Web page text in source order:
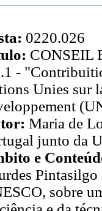
0220.026
CONSEIL
-
Unies sur
Maria de
junto da
e
Pintasilgo
sobre